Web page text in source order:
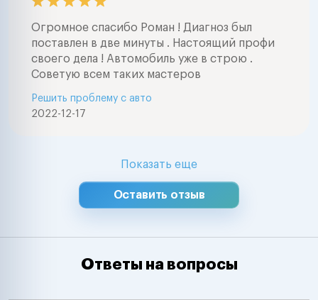
Огромное спасибо Роман ! Диагноз был
поставлен в две минуты . Настоящий профи
своего дела ! Автомобиль уже в строю .
Советую всем таких мастеров
2022-12-17
Решить проблему с авто
Показать еще
Оставить отзыв
Ответы на вопросы